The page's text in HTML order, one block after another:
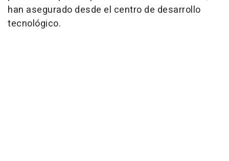
han asegurado desde el centro de desarrollo
tecnológico.